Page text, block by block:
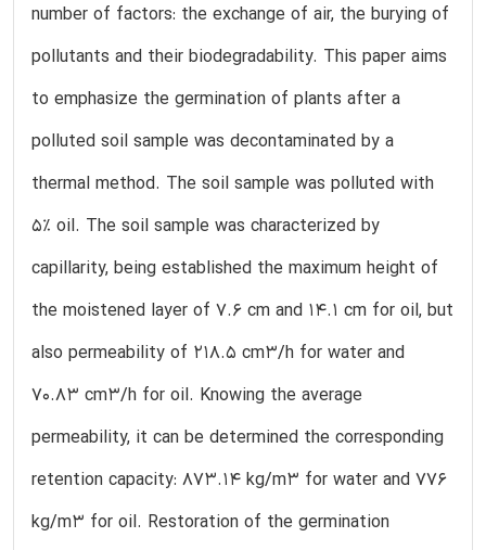
number of factors: the exchange of air, the burying of
pollutants and their biodegradability. This paper aims
to emphasize the germination of plants after a
polluted soil sample was decontaminated by a
thermal method. The soil sample was polluted with
5% oil. The soil sample was characterized by
capillarity, being established the maximum height of
the moistened layer of 7.6 cm and 14.1 cm for oil, but
also permeability of 218.5 cm3/h for water and
70.83 cm3/h for oil. Knowing the average
permeability, it can be determined the corresponding
retention capacity: 873.14 kg/m3 for water and 776
kg/m3 for oil. Restoration of the germination